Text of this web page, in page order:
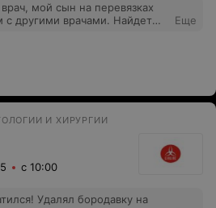
мой сын на перевязках
другими врачами. Найдет
Еще
И ХИРУРГИИ
с 10:00
Удалял бородавку на